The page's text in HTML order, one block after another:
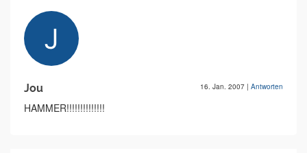
Jou 16. Jan. 2007 | Antworten
HAMMER!!!!!!!!!!!!!!